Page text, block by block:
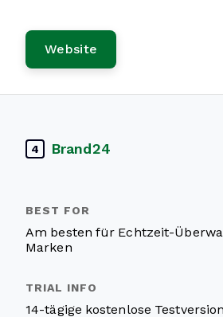
Website
4 Brand24
Am besten für Echtzeit-
Marken
14-tägige kostenlose